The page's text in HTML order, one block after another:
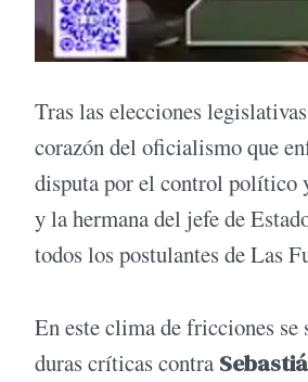
Tras las elecciones
corazón del oficialismo que
disputa por el control político
y la hermana del jefe de
todos los postulantes de Las
En este clima de fricciones
duras críticas contra